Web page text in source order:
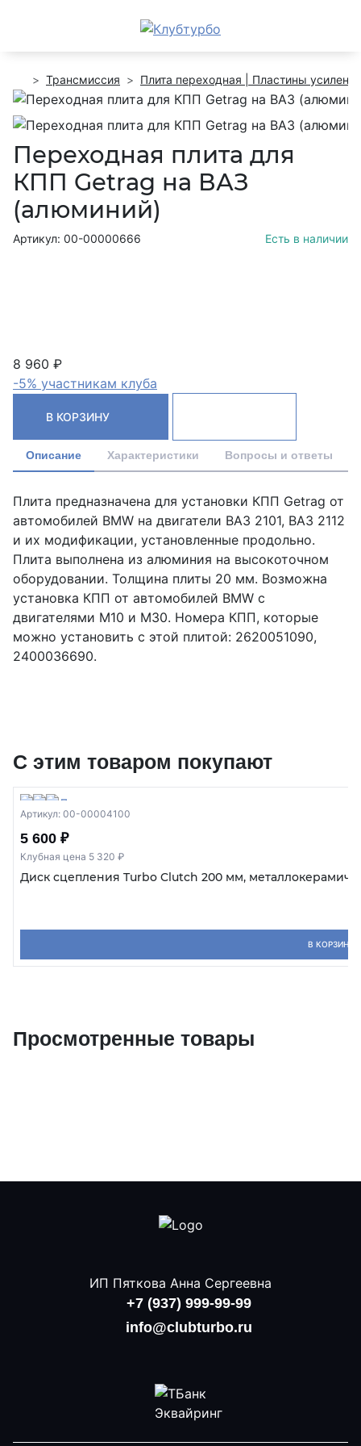
Трансмиссия Плита переходная | Пластины
Переходная плита для
КПП Getrag на ВАЗ
(алюминий)
Артикул: 00-00000666 Есть в наличии
8 960 ₽
-5% участникам клуба
В КОРЗИНУ
Описание Характеристики Вопросы и ответы
Плита предназначена для установки КПП Getrag от
автомобилей BMW на двигатели ВАЗ 2101, ВАЗ 2112
и их модификации, установленные продольно.
Плита выполнена из алюминия на высокоточном
оборудовании. Толщина плиты 20 мм. Возможна
установка КПП от автомобилей BMW с
двигателями M10 и М30. Номера КПП, которые
можно установить с этой плитой: 2620051090,
2400036690.
С этим товаром покупают
Артикул: 00-00004100
5 600 ₽
Клубная цена 5 320 ₽
Диск сцепления Turbo Clutch 200 мм,
В КОРЗИНУ
Просмотренные товары
ИП Пяткова Анна Сергеевна
+7 (937) 999-99-99
info@clubturbo.ru